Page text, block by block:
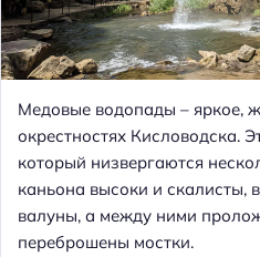
Медовые водопады – яркое,
окрестностях Кисловодска.
который низвергаются
каньона высоки и скалисты,
валуны, а между ними
переброшены мостки.